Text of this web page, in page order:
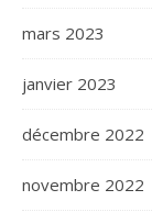
mars 2023
janvier 2023
décembre 2022
novembre 2022